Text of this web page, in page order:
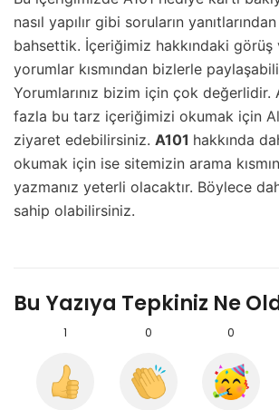
nasıl yapılır gibi soruların
bahsettik. İçeriğimiz hakkındaki görüş
yorumlar kısmından bizlerle
Yorumlarınız bizim için çok değerlidir.
fazla bu tarz içeriğimizi okumak için
ziyaret edebilirsiniz. A101 hakkında
okumak için ise sitemizin arama
yazmanız yeterli olacaktır. Böylece
sahip olabilirsiniz.
Bu Yazıya Tepkiniz Ne
1 0 0